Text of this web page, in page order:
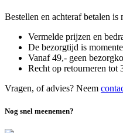
Bestellen en achteraf betalen
Vermelde prijzen en
De bezorgtijd is
Vanaf 49,- geen
Recht op retourneren tot
Vragen, of advies? Neem
Nog snel meenemen?